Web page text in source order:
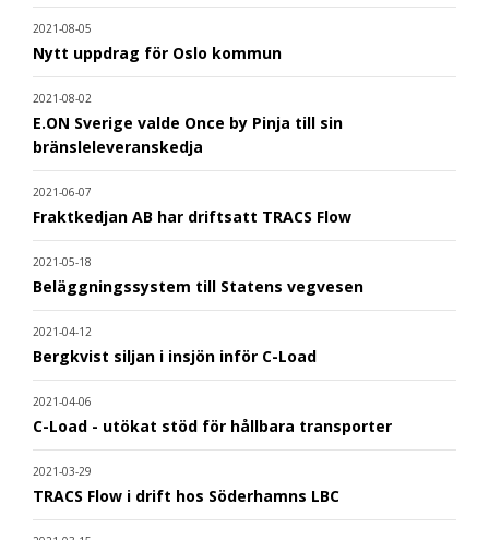
2021-08-05
Nytt uppdrag för Oslo kommun
2021-08-02
E.ON Sverige valde Once by Pinja till sin
bränsleleveranskedja
2021-06-07
Fraktkedjan AB har driftsatt TRACS Flow
2021-05-18
Beläggningssystem till Statens vegvesen
2021-04-12
Bergkvist siljan i insjön inför C-Load
2021-04-06
C-Load - utökat stöd för hållbara transporter
2021-03-29
TRACS Flow i drift hos Söderhamns LBC